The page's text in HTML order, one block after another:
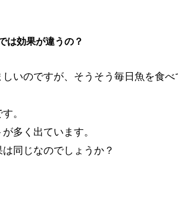
は効果が違うの？
いのですが、そうそう毎日魚を食べ
。
多く出ています。
同じなのでしょうか？